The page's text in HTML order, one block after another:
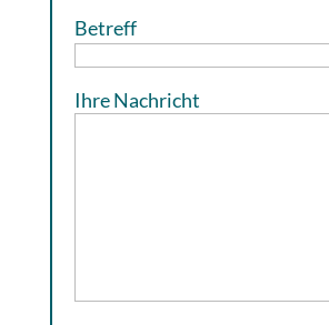
Betreff
Ihre Nachricht